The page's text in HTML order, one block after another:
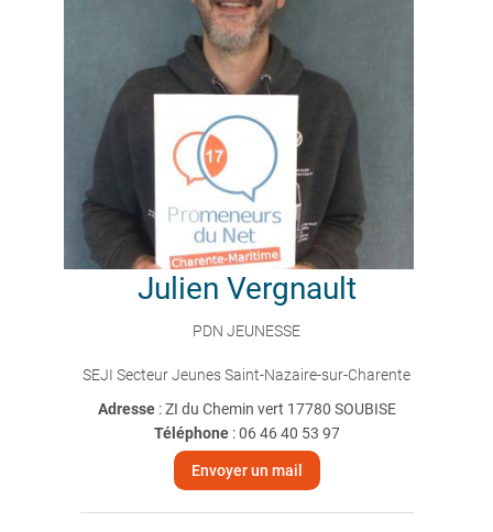
Julien Vergnault
PDN JEUNESSE
SEJI Secteur Jeunes Saint-Nazaire-sur-Charente
Adresse : ZI du Chemin vert 17780 SOUBISE
Téléphone:06 46 40 53 97
Envoyer un mail